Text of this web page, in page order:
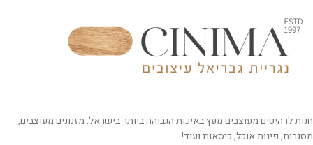
חנות לרהיטים מעוצבים מעץ באיכות הגבוהה ביותר בישראל: מזנונים מעוצבים,
מסגרות, פינות אוכל, כיסאות ועוד!